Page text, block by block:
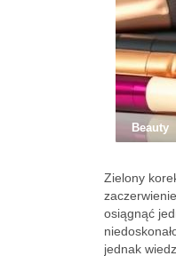
Beauty
Zielony
osiągnąć
jednak